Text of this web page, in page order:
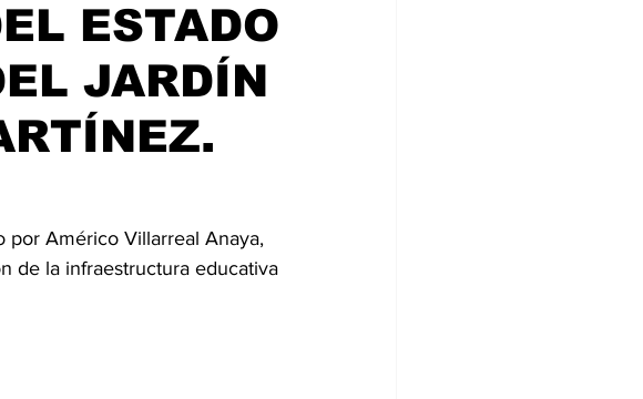
ESTADO
JARDÍN
por Américo Villarreal Anaya,
de la infraestructura educativa